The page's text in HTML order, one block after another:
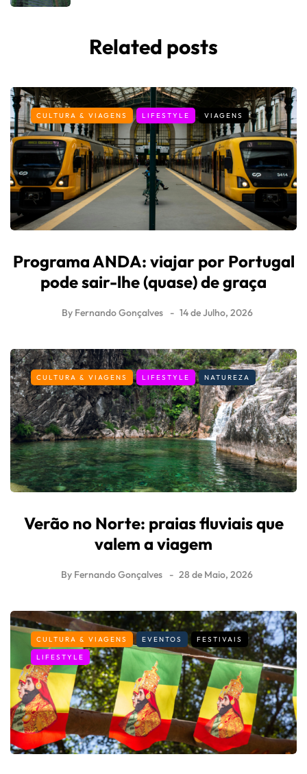
Related posts
CULTURA & VIAGENS LIFESTYLE VIAGENS
Programa ANDA: viajar por Portugal
pode sair-lhe (quase) de graça
By Fernando Gonçalves 14 de Julho, 2026
CULTURA & VIAGENS LIFESTYLE NATUREZA
Verão no Norte: praias fluviais que
valem a viagem
By Fernando Gonçalves 28 de Maio, 2026
CULTURA & VIAGENS EVENTOS
FESTIVAIS
LIFESTYLE